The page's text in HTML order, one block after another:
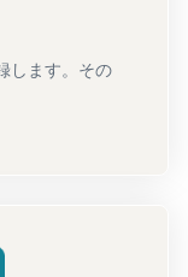
します。その